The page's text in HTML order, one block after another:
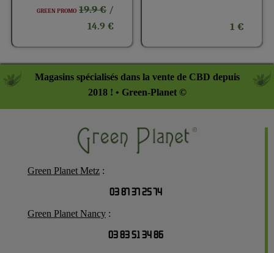
GREEN PROMO 19.9 € /
14.9 €
1 €
Magasins spécialisés dans la vente de CBD depuis
2018 ! • Green-Planet ©
Green Planet Metz :
03 87 37 25 74
Green Planet Nancy :
03 83 51 34 86